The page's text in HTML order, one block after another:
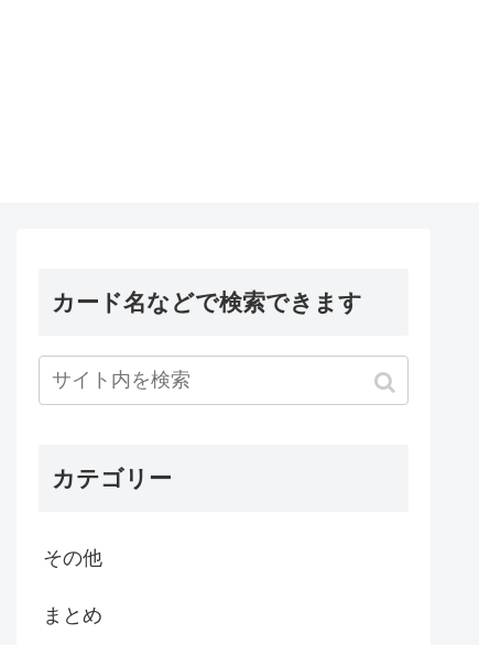
カード名などで検索できます
カテゴリー
その他
まとめ